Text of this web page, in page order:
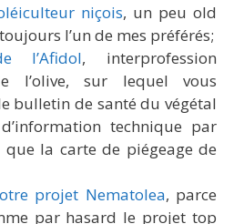
niçois, un peu old
l’un de mes préférés;
l’Afidol, interprofession
l’olive, sur lequel vous
bulletin de santé du végétal
technique par
que la carte de piégeage de
projet Nematolea, parce
par hasard le projet top